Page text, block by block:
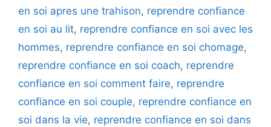
en soi apres une trahison, reprendre confiance
en soi au lit, reprendre confiance en soi avec les
hommes, reprendre confiance en soi chomage,
reprendre confiance en soi coach, reprendre
confiance en soi comment faire, reprendre
confiance en soi couple, reprendre confiance en
soi dans la vie, reprendre confiance en soi dans